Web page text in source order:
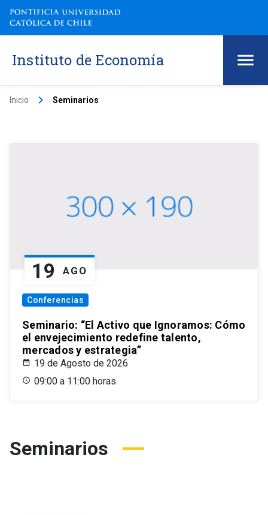
Instituto de Economía
Inicio keyboard_arrow_right Seminarios
19 AGO
Conferencias
Seminario: “El Activo que Ignoramos: Cómo
el envejecimiento redefine talento,
mercados y estrategia”
19 de Agosto de 2026
09:00 a 11:00 horas
Seminarios